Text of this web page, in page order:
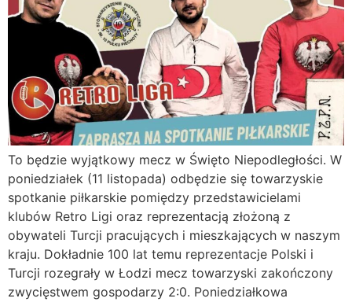
To będzie wyjątkowy mecz w Święto Niepodległości. W
poniedziałek (11 listopada) odbędzie się towarzyskie
spotkanie piłkarskie pomiędzy przedstawicielami
klubów Retro Ligi oraz reprezentacją złożoną z
obywateli Turcji pracujących i mieszkających w naszym
kraju. Dokładnie 100 lat temu reprezentacje Polski i
Turcji rozegrały w Łodzi mecz towarzyski zakończony
zwycięstwem gospodarzy 2:0. Poniedziałkowa